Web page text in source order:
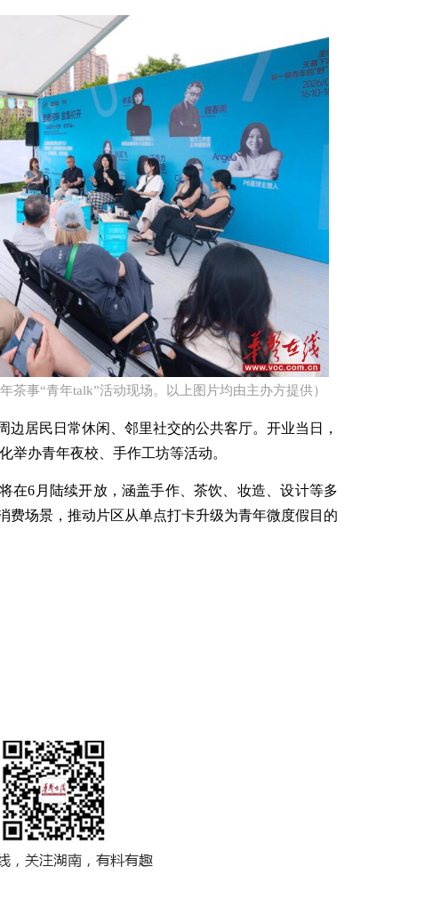
茶事“青年talk”活动现场。以上图片均由主办方提供）​
边居民日常休闲、邻里社交的公共客厅。开业当日，
举办青年夜校、手作工坊等活动。
在6月陆续开放，涵盖手作、茶饮、妆造、设计等多
费场景，推动片区从单点打卡升级为青年微度假目的